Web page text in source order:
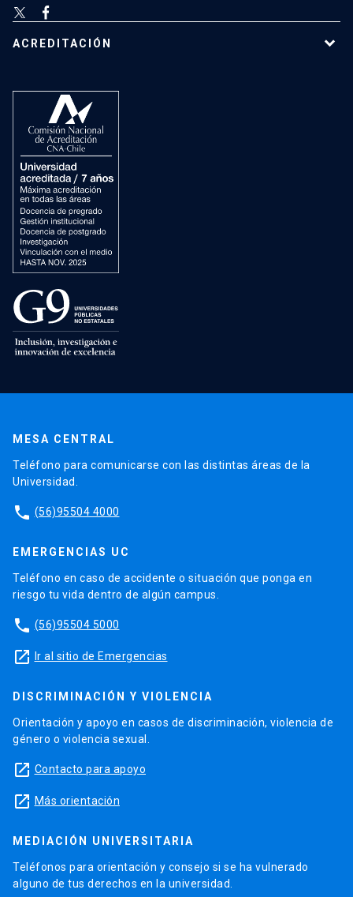
ACREDITACIÓN
MESA CENTRAL
Teléfono para comunicarse con las distintas áreas de la
Universidad.
phone (56)95504 4000
EMERGENCIAS UC
Teléfono en caso de accidente o situación que ponga en
riesgo tu vida dentro de algún campus.
phone (56)95504 5000
launch Ir al sitio de Emergencias
DISCRIMINACIÓN Y VIOLENCIA
Orientación y apoyo en casos de discriminación, violencia de
género o violencia sexual.
launch Contacto para apoyo
launch Más orientación
MEDIACIÓN UNIVERSITARIA
Teléfonos para orientación y consejo si se ha vulnerado
alguno de tus derechos en la universidad.